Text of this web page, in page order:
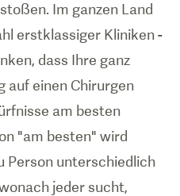
Im ganzen Land
erstklassiger Kliniken -
dass Ihre ganz
auf einen Chirurgen
am besten
"am besten" wird
Person unterschiedlich
jeder sucht,